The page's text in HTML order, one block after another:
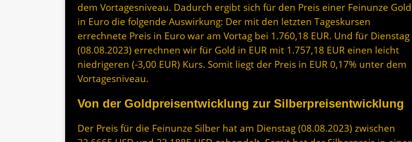
dem Vortagesniveau. Dadurch ergibt sich für den Preis einer Feinunze Gold
in Euro die folgende Auswirkung: Der mit den letzten Tageskursen
errechnete Preis in Euro war am Vortag bei 1.760,18 EUR. Und für Dienstag
(08.08.2023) errechnen wir für Gold in EUR mit 1.757,18 EUR einen leicht
niedrigeren (-3,00 EUR) Kurs. Somit liegt der Preis in EUR 0,17% unter dem
Vortagesniveau.
Von der Goldpreisentwicklung zur Silberpreisentwicklung
Der Preis für die Feinunze Silber hat am Dienstag (08.08.2023) zwischen